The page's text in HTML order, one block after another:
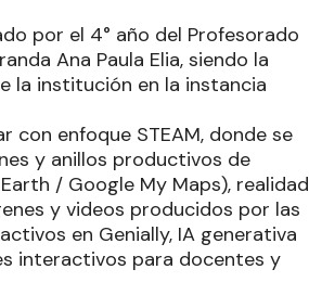
por el 4° año del Profesorado
Ana Paula Elia, siendo la
la institución en la instancia
enfoque STEAM, donde se
y anillos productivos de
/ Google My Maps), realidad
y videos producidos por las
en Genially, IA generativa
interactivos para docentes y